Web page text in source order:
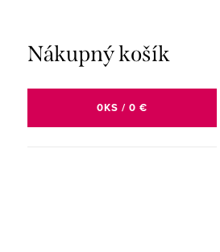
Nákupný košík
0KS / 0 €